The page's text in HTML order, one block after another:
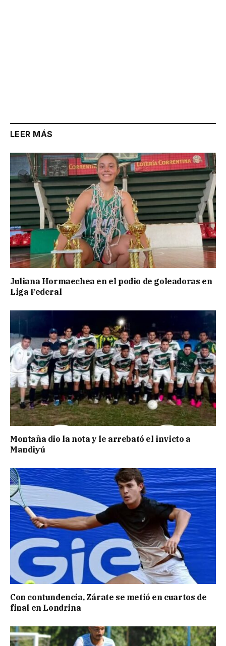
LEER MÁS
Juliana Hormaechea en el podio de goleadoras en
Liga Federal
Montaña dio la nota y le arrebató el invicto a
Mandiyú
Con contundencia, Zárate se metió en cuartos de
final en Londrina